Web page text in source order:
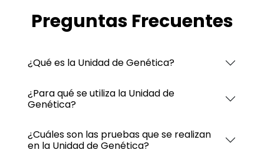
Preguntas Frecuentes
¿Qué es la Unidad de Genética?
¿Para qué se utiliza la Unidad de
Genética?
¿Cuáles son las pruebas que se realizan
en la Unidad de Genética?